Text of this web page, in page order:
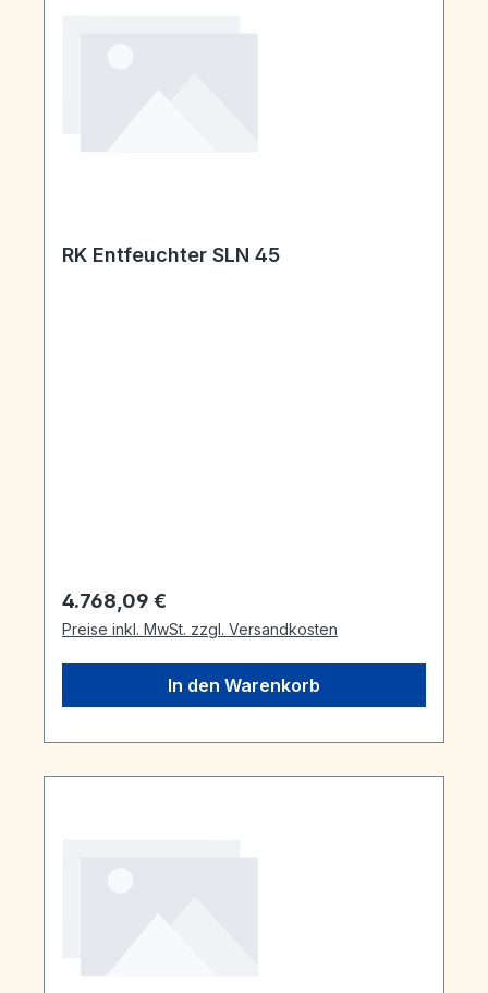
RK Entfeuchter SLN 45
Regulärer Preis:
4.768,09 €
Preise inkl. MwSt. zzgl. Versandkosten
In den Warenkorb